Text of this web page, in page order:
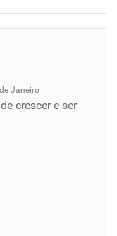
Janeiro
crescer e ser